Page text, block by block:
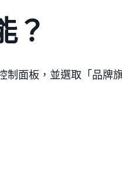
？
面板，並選取「品牌